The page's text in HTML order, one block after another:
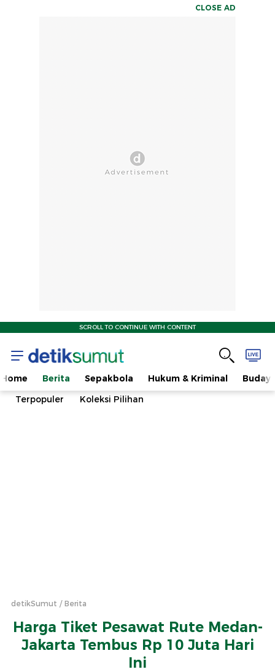
CLOSE AD
SCROLL TO CONTINUE WITH CONTENT
Home Berita Sepakbola Hukum & Kriminal
Terpopuler
Koleksi Pilihan
detikSumut Berita
Harga Tiket Pesawat Rute Medan-
Jakarta Tembus Rp 10 Juta Hari
Ini